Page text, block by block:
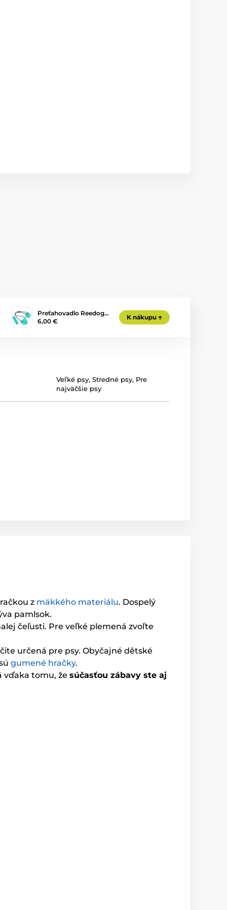
Preťahovadlo Reedog…
6,00 €
K nákupu
Veľké psy,Stredné psy, Pre
najväčšie psy
z mäkkého materiálu. Dospelý
pamlsok.
čeľusti. Pre veľké plemená zvoľte
určená pre psy. Obyčajné dětské
gumené hračky.
vďaka tomu, že súčasťou zábavy ste aj